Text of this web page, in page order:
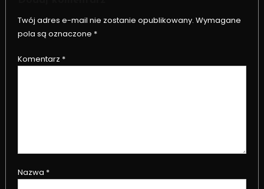
Twój adres e-mail nie zostanie opublikowany. Wymagane
pola są oznaczone *
Komentarz *
Nazwa *